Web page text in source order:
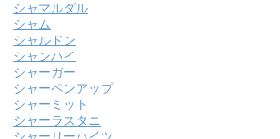
シャマルダル
シャム
シャルドン
シャンハイ
シャーガー
シャーペンアップ
シャーミット
シャーラスタニ